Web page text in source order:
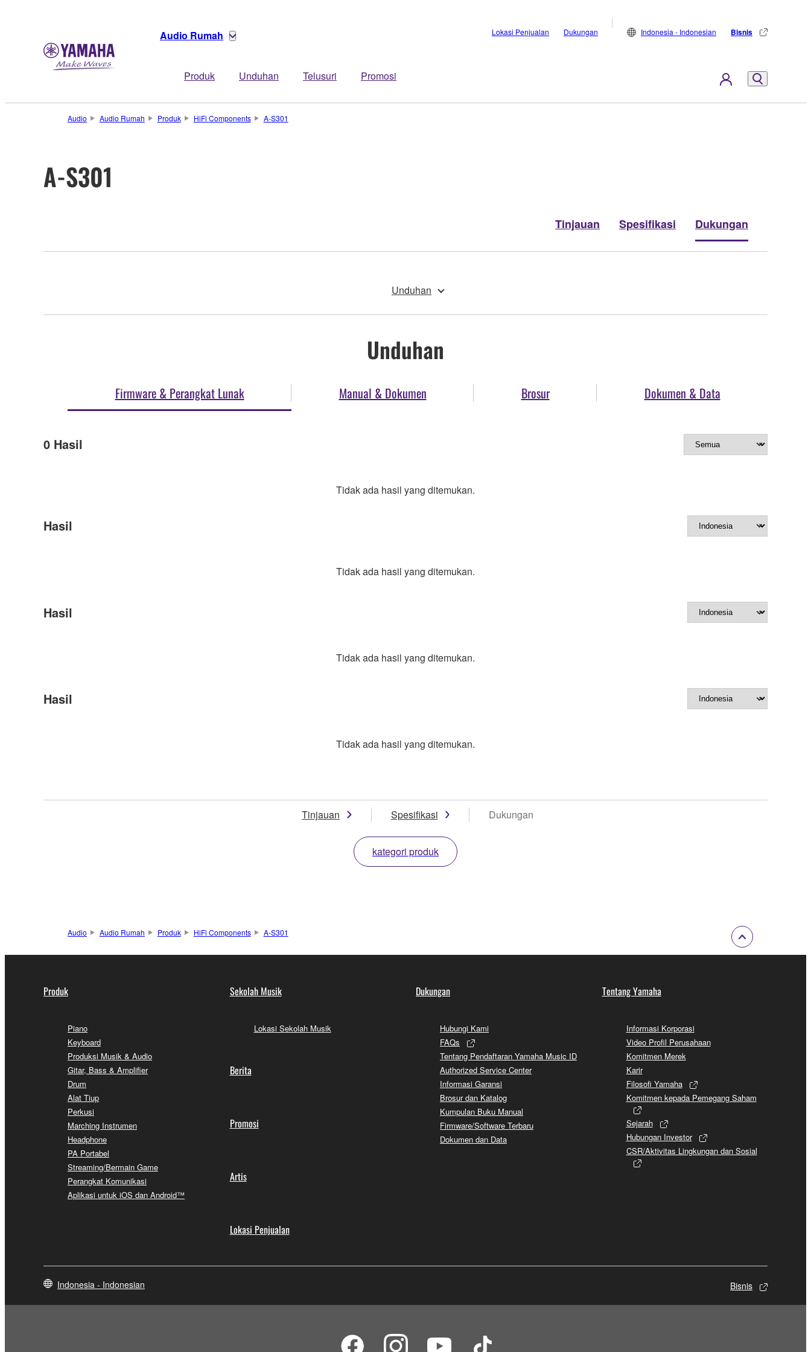
Audio Rumah
Produk Unduhan Telusuri Promosi
Lokasi Penjualan Dukungan Indonesia - Indonesian Bisnis
Audio Audio Rumah Produk HiFi Components A-S301
A-S301
Tinjauan Spesifikasi Dukungan
Unduhan
Unduhan
Firmware & Perangkat Lunak Manual & Dokumen Brosur Dokumen & Data
0 Hasil
Tidak ada hasil yang ditemukan.
Hasil
Tidak ada hasil yang ditemukan.
Hasil
Tidak ada hasil yang ditemukan.
Hasil
Tidak ada hasil yang ditemukan.
Tinjauan Spesifikasi Dukungan
kategori produk
Audio Audio Rumah Produk HiFi Components A-S301
Produk
Piano
Keyboard
Produksi Musik & Audio
Gitar, Bass & Amplifier
Drum
Alat Tiup
Perkusi
Marching Instrumen
Headphone
PA Portabel
Streaming/Bermain Game
Perangkat Komunikasi
Aplikasi untuk iOS dan Android™
Sekolah Musik
Lokasi Sekolah Musik
Berita
Promosi
Artis
Lokasi Penjualan
Dukungan
Hubungi Kami
FAQs
Tentang Pendaftaran Yamaha Music ID
Authorized Service Center
Informasi Garansi
Brosur dan Katalog
Kumpulan Buku Manual
Firmware/Software Terbaru
Dokumen dan Data
Tentang Yamaha
Informasi Korporasi
Video Profil Perusahaan
Komitmen Merek
Karir
Filosofi Yamaha
Komitmen kepada Pemegang Saham
Sejarah
Hubungan Investor
CSR/Aktivitas Lingkungan dan Sosial
Indonesia - Indonesian Bisnis